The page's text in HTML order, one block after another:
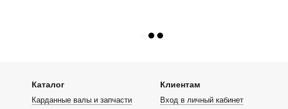
Каталог
Карданные валы и запчасти
Клиентам
Вход в личный кабинет